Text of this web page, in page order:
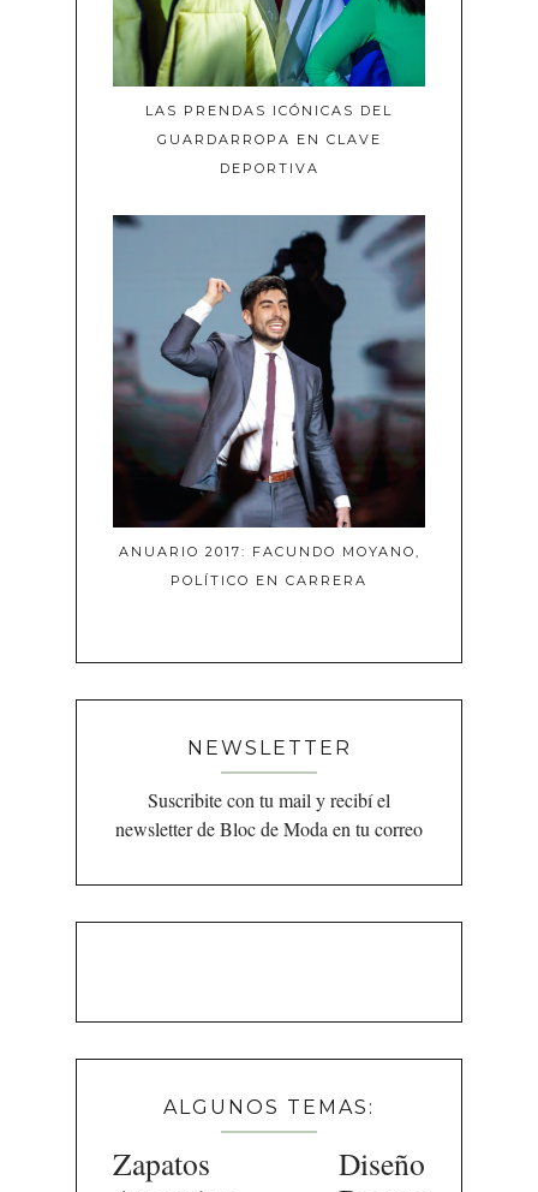
LAS PRENDAS ICÓNICAS DEL
GUARDARROPA EN CLAVE
DEPORTIVA
ANUARIO 2017: FACUNDO MOYANO,
POLÍTICO EN CARRERA
NEWSLETTER
Suscribite con tu mail y recibí el
newsletter de Bloc de Moda en tu correo
ALGUNOS TEMAS:
Zapatos
Diseño